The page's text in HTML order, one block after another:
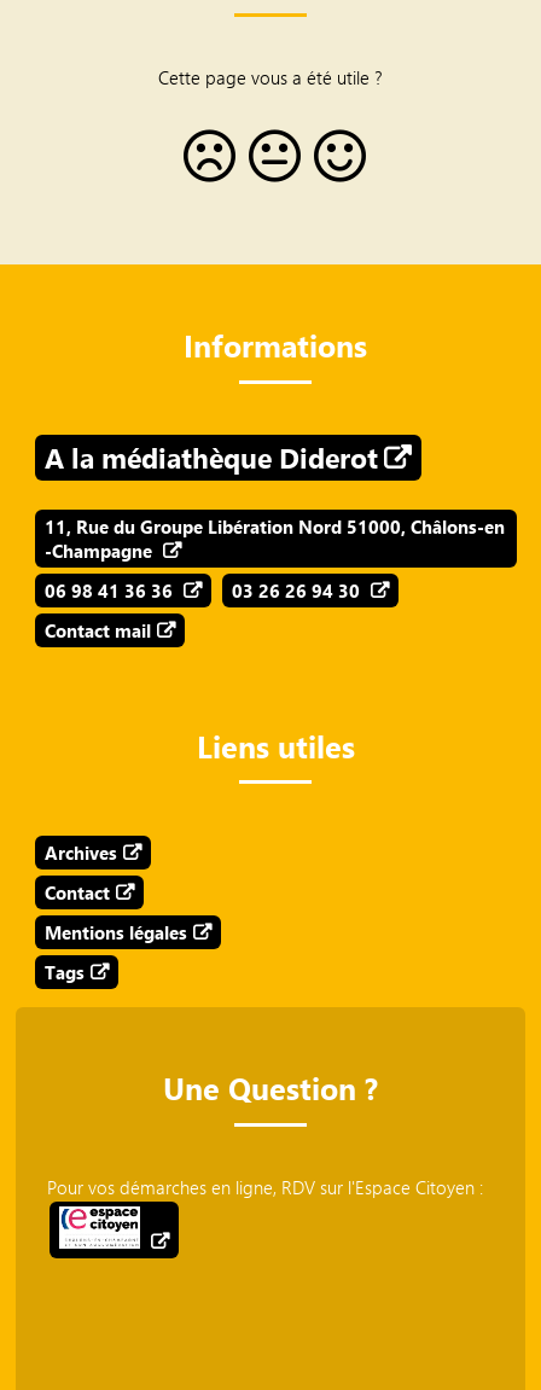
Cette page vous a été utile ?
Informations
A la médiathèque Diderot
11, Rue du Groupe Libération Nord 51000, Châlons-en
-Champagne
06 98 41 36 36
03 26 26 94 30
Contact mail
Liens utiles
Archives
Contact
Mentions légales
Tags
Une Question ?
Pour vos démarches en ligne, RDV sur l'Espace Citoyen :